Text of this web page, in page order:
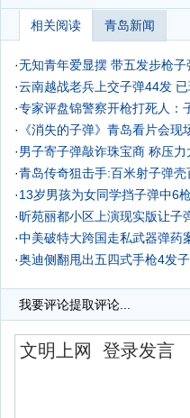
相关阅读 青岛新闻
·无知青年爱显摆 带五发步枪子
·云南越战老兵上交子弹44发
·专家评盘锦警察开枪打死人：
·
《消失的子弹》青岛看片会现
·男子寄子弹敲诈珠宝商 称压
·青岛传奇狙击手:百米射子弹壳
·13岁男孩为女同学挡子弹中6
·昕苑丽都小区上演现实版让子
·中美破特大跨国走私武器弹药
·奥迪侧翻甩出五四式手枪4发
我要评论提取评论...